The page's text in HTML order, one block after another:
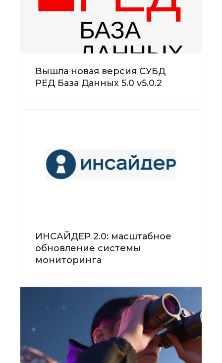
Вышла новая версия СУБД
РЕД База Данных 5.0 v5.0.2
ИНСАЙДЕР 2.0: масштабное
обновление системы
мониторинга